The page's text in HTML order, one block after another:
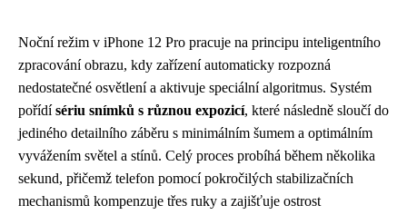
Noční režim v iPhone 12 Pro pracuje na principu inteligentního
zpracování obrazu, kdy zařízení automaticky rozpozná
nedostatečné osvětlení a aktivuje speciální algoritmus. Systém
pořídísériu snímků s různou expozicí, které následně sloučí do
jediného detailního záběru s minimálním šumem a optimálním
vyvážením světel a stínů. Celý proces probíhá během několika
sekund, přičemž telefon pomocí pokročilých stabilizačních
mechanismů kompenzuje třes ruky a zajišťuje ostrost